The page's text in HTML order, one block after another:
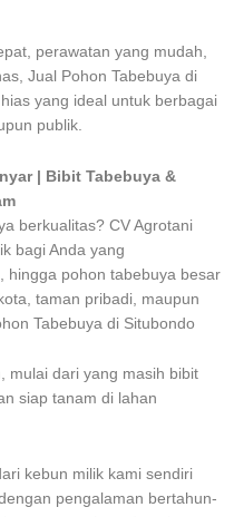
perawatan yang mudah,
Jual Pohon Tabebuya di
yang ideal untuk berbagai
publik.
| Bibit Tabebuya &
berkualitas? CV Agrotani
bagi Anda yang
hingga pohon tabebuya besar
taman pribadi, maupun
Tabebuya di Situbondo
mulai dari yang masih bibit
siap tanam di lahan
kebun milik kami sendiri
pengalaman bertahun-